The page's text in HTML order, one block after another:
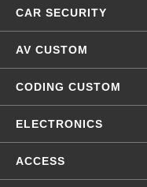
CAR SECURITY
AV CUSTOM
CODING CUSTOM
ELECTRONICS
ACCESS